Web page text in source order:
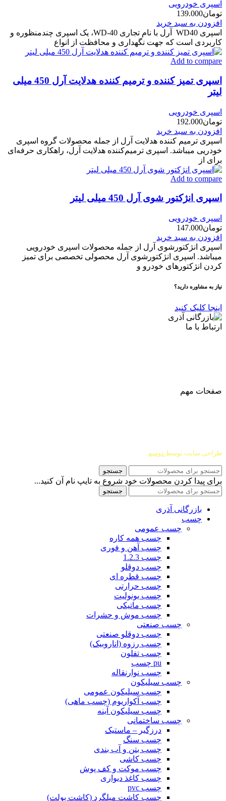
اسپری خودرویی
تومان139.000
افزودن به سبد خرید
اسپری WD40 آرل با نام تجاری WD-40، یک اسپری چندمنظوره و
کاربردی است که جهت نگهداری و محافظت از انواع
Add to compare
اسپری تمیز کننده و ترمیم کننده هدلایت آرل 450 میلی
لیتر
اسپری خودرویی
تومان192.000
افزودن به سبد خرید
اسپری ترمیم کننده هدلایت آرل از جمله محصولات گروه اسپری
خودریی میباشد. اسپری ترمیم‌کننده هدلایت آرل، راهکاری حرفه‌ای
برای از
Add to compare
اسپری انژکتور شوی آرل 450 میلی لیتر
اسپری خودرویی
تومان147.000
افزودن به سبد خرید
اسپری انژکتورشوی آرل از جمله محصولات اسپری خودرویی
میباشد. اسپری انژکتورشوی آرل محصولی تخصصی برای تمیز
کردن انژکتورهای خودرو و
نیاز به مشاوره دارید؟
اینجا کلیک کنید
ارتباط با ما
صفحات مهم
طراحی سایت توسط دومیم
جستجو
برای پیدا کردن محصولات خود شروع به تایپ نام آن کنید...
جستجو
بازرگانی آذری
چسب
چسب عمومی
چسب همه کاره
چسب آهن و فوری
چسب 1.2.3
چسب دوقلو
چسب قطره ای
چسب حرارتی
چسب یونولیت
چسب ماتیکی
چسب موش و حشرات
چسب صنعتی
چسب دوقلو صنعتی
چسب رزوه (اناروبیک)
چسب تفلون
pu چسب
چسب نوارنقاله
چسب سیلیکون
چسب سیلیکون عمومی
چسب آکواریوم (چسب ماهی)
چسب سیلیکون آینه
چسب ساختمانی
درزگیر – ماستیک
چسب سنگ
چسب بتن و آب بندی
چسب کاشی
چسب موکت و کف پوش
چسب کاغذ دیواری
چسب pvc
چسب کاشت میلگرد (کاشت بولت)